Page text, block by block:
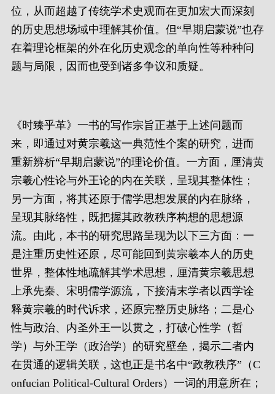
位，从而超越了传统学术史观而在更加宏大而深刻
的历史思想场域中理解其价值。但“早期启蒙说”也存
在着理论框架的外在化历史观念的单向性等种种问
题与局限，因而也受到诸多争议和质疑。
《时臻乎革》一书的写作宗旨正基于上述问题而
来，即通过对黄宗羲这一典范性个案的研究，进而
重新辨析“早期启蒙说”的理论价值。一方面，厘清黄
宗羲心性论与外王论的内在关联，呈现其整体性；
另一方面，将其还原于儒学思想发展的内在脉络，
呈现其脉络性，既把握其政教秩序构想的思想源
流。由此，本书的研究思路呈现为以下三方面：一
是注重历史性还原，尽可能回到黄宗羲本人的历史
世界，整体性地疏解其学术思想，厘清黄宗羲思想
上承先秦、宋明儒学源流，下接清末学者以西学诠
释黄宗羲的时代诉求，还原完整历史脉络；二是心
性与政治、内圣外王一以贯之，打破心性学（哲
学）与外王学（政治学）的研究壁垒，揭示二者内
在贯通的逻辑关联，这也正是书名中“政教秩序”（C
onfucian Political-Cultural Orders）一词的用意所在；